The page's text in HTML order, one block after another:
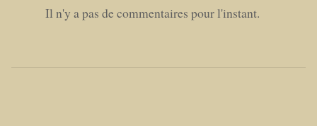
Il n'y a pas de commentaires pour l'instant.